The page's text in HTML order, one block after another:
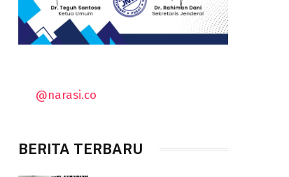
@narasi.co
BERITA TERBARU